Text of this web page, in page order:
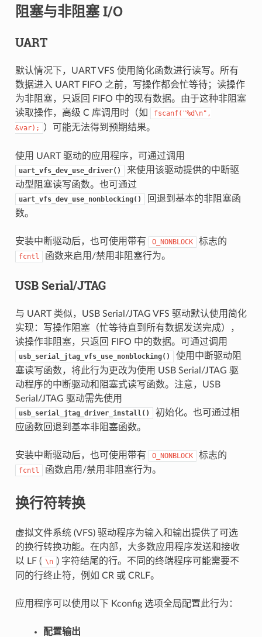
阻塞与非阻塞 I/O
UART
默认情况下，UART VFS 使用简化函数进行读写。所有
数据进入 UART FIFO 之前，写操作都会忙等待；读操作
为非阻塞，只返回 FIFO 中的现有数据。由于这种非阻塞
读取操作，高级 C 库调用时（如
fscanf("%d\n",
&var);
）可能无法得到预期结果。
使用 UART 驱动的应用程序，可通过调用
uart_vfs_dev_use_driver()
来使用该驱动提供的中断驱
动型阻塞读写函数。也可通过
uart_vfs_dev_use_nonblocking()
回退到基本的非阻塞函
数。
安装中断驱动后，也可使用带有 O_NONBLOCK 标志的
fcntl 函数来启用/禁用非阻塞行为。
USB Serial/JTAG
与 UART 类似，USB Serial/JTAG VFS 驱动默认使用简化
实现：写操作阻塞（忙等待直到所有数据发送完成），
读操作非阻塞，只返回 FIFO 中的数据。可通过调用
usb_serial_jtag_vfs_use_nonblocking()
使用中断驱动阻
塞读写函数，将此行为更改为使用 USB Serial/JTAG 驱
动程序的中断驱动和阻塞式读写函数。注意，USB
Serial/JTAG 驱动需先使用
usb_serial_jtag_driver_install()
初始化。也可通过相
应函数回退到基本非阻塞函数。
安装中断驱动后，也可使用带有 O_NONBLOCK 标志的
fcntl 函数启用/禁用非阻塞行为。
换行符转换
虚拟文件系统 (VFS) 驱动程序为输入和输出提供了可选
的换行转换功能。在内部，大多数应用程序发送和接收
以 LF ( \n ) 字符结尾的行。不同的终端程序可能需要不
同的行终止符，例如 CR 或 CRLF。
应用程序可以使用以下 Kconfig 选项全局配置此行为：
配置输出